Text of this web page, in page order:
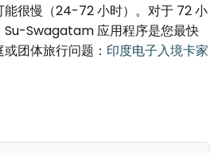
能很慢（24-72 小时）。对于 72 小
Su-Swagatam 应用程序是您最快
团体旅行问题： 印度电子入境卡家